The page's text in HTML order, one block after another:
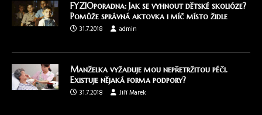
FYZIOporadna: Jak se vyhnout dětské skolióze?
Pomůže správná aktovka i míč místo židle
31.7.2018
admin
Manželka vyžaduje mou nepřetržitou péči.
Existuje nějaká forma podpory?
31.7.2018
Jiří Marek